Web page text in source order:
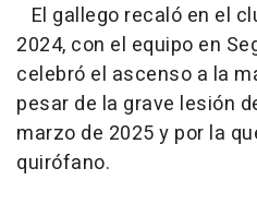
El gallego recaló en el
2024, con el equipo en
celebró el ascenso a la
pesar de la grave lesión
marzo de 2025 y por la
quirófano.